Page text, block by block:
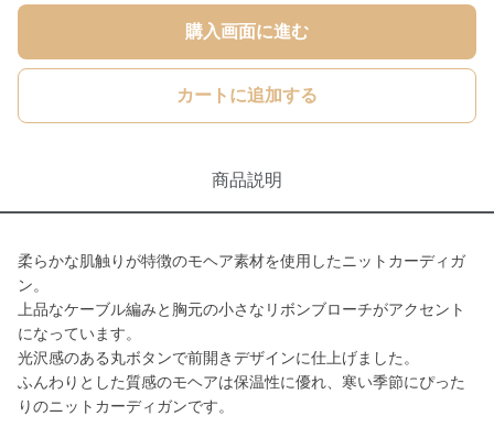
購入画面に進む
カートに追加する
商品説明
柔らかな肌触りが特徴のモヘア素材を使用したニットカーディガ
ン。
上品なケーブル編みと胸元の小さなリボンブローチがアクセント
になっています。
光沢感のある丸ボタンで前開きデザインに仕上げました。
ふんわりとした質感のモヘアは保温性に優れ、寒い季節にぴった
りのニットカーディガンです。